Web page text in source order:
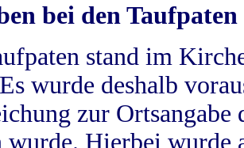
bei den Taufpaten
stand im
wurde deshalb
zur
wurde. Hierbei wurde